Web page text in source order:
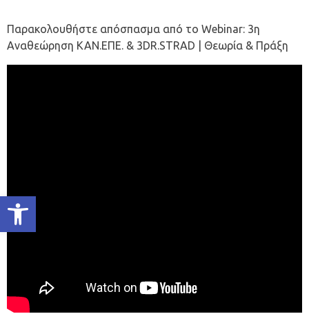
Ανοίξτε τη γραμμή εργαλείων
Παρακολουθήστε απόσπασμα από το Webinar: 3η
Αναθεώρηση ΚΑΝ.ΕΠΕ. & 3DR.STRAD | Θεωρία & Πράξη